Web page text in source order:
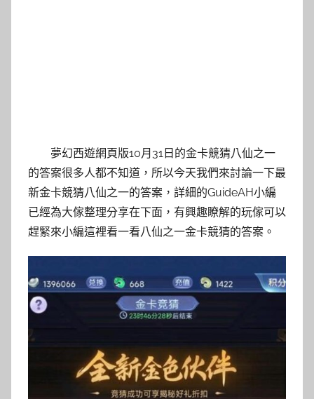
夢幻西遊網頁版10月31日的金卡競猜八仙之一
的答案很多人都不知道，所以今天我們來討論一下最
新金卡競猜八仙之一的答案，詳細的GuideAH小編
已經為大傢整理分享在下面，有興趣瞭解的玩傢可以
趕緊來小編這裡看一看八仙之一金卡競猜的答案。